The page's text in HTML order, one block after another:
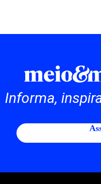
Informa,